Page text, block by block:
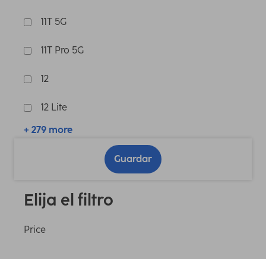
11T 5G
11T Pro 5G
12
12 Lite
+ 279 more
Guardar
Elija el filtro
Price